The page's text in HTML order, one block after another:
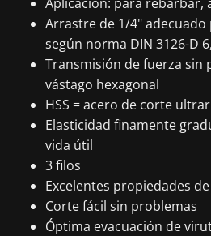
Arrastre de 1/4"
según norma DIN 3126-D
Transmisión de fuerza sin
vástago hexagonal
HSS = acero de corte
Elasticidad finamente
vida útil
3 filos
Excelentes propiedades
Corte fácil sin problemas
Óptima evacuación de